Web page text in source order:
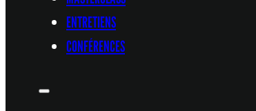
ENTRETIENS
CONFÉRENCES